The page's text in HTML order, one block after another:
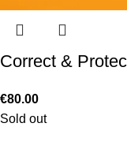
Correct &
€80.00
Sold out